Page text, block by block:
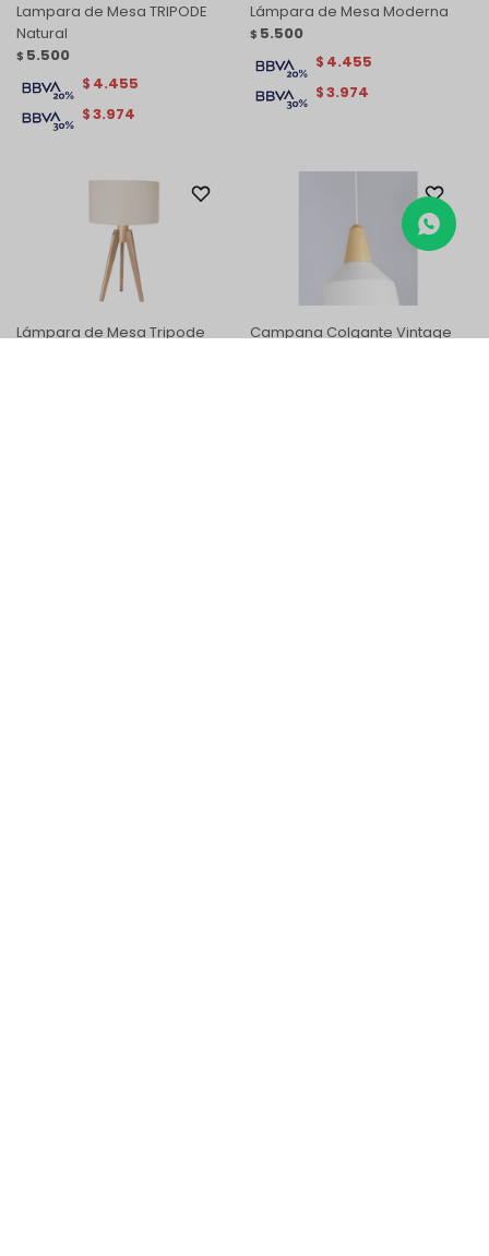
Lampara de Mesa TRIPODE
Natural
$ 5.500
$3.974
$ 4.455
Lámpara de Mesa Moderna
$ 5.500
$3.974
$ 4.455
Lámpara de Mesa Tripode
Campana Colgante Vintage